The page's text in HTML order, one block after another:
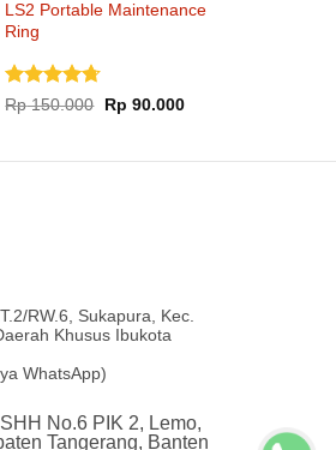
LS2 Portable Maintenance
Ring
Dinilai
Rp150.000 Harga
aslinya
Rp 90.000Harga
RW.6, Sukapura, Kec.
Khusus Ibukota
WhatsApp)
No.6 PIK 2, Lemo,
Tangerang, Banten